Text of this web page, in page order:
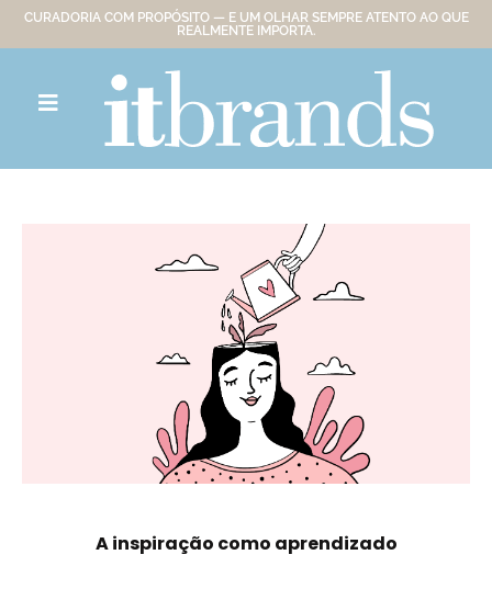
CURADORIA COM PROPÓSITO — E UM OLHAR SEMPRE ATENTO AO QUE
REALMENTE IMPORTA.
A inspiração como aprendizado